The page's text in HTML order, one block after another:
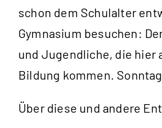
schon dem Schulalter
Gymnasium besuchen:
und Jugendliche, die hier
Bildung kommen.
Über diese und andere